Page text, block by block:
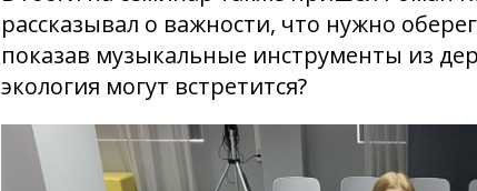
рассказывал о важности, что нужно
показав музыкальные инструменты из
экология могут встретится?